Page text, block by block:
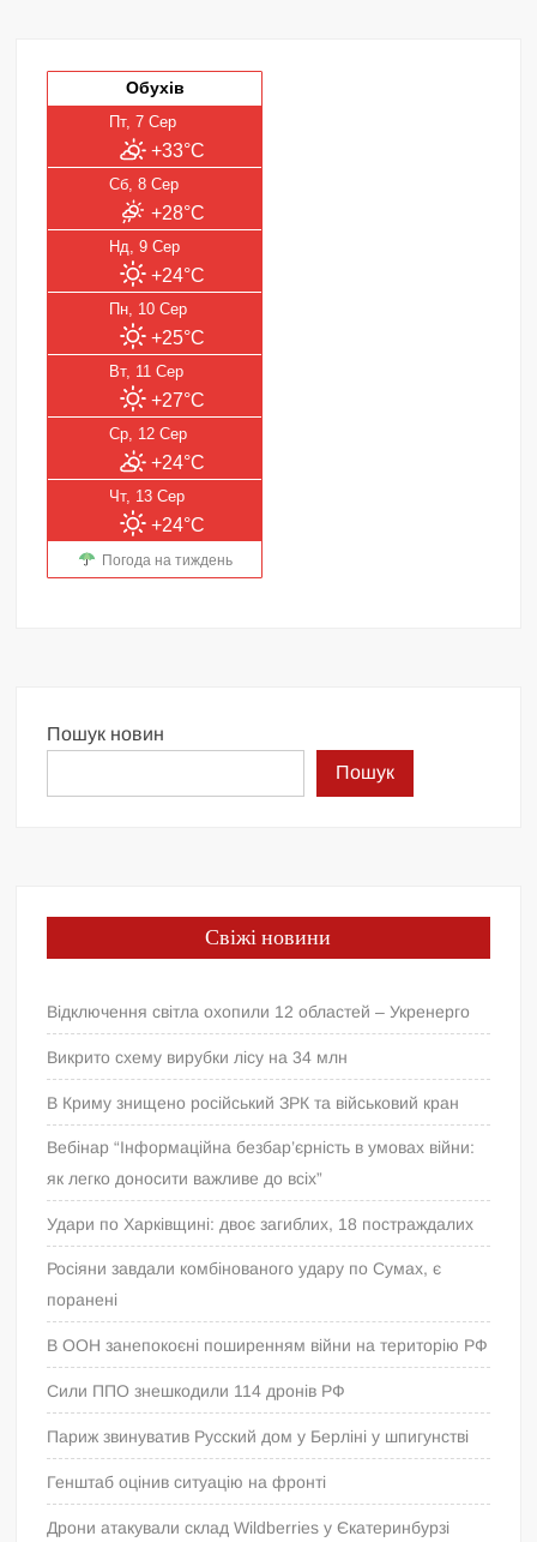
Обухів
Пт, 7 Сер
+33°C
Сб, 8 Сер
+28°C
Нд, 9 Сер
+24°C
Пн, 10 Сер
+25°C
Вт, 11 Сер
+27°C
Ср, 12 Сер
+24°C
Чт, 13 Сер
+24°C
Погода на тиждень
Пошук новин
Пошук
Свіжі новини
Відключення світла охопили 12 областей – Укренерго
Викрито схему вирубки лісу на 34 млн
В Криму знищено російський ЗРК та військовий кран
Вебінар “Інформаційна безбар’єрність в умовах війни:
як легко доносити важливе до всіх”
Удари по Харківщині: двоє загиблих, 18 постраждалих
Росіяни завдали комбінованого удару по Сумах, є
поранені
В ООН занепокоєні поширенням війни на територію РФ
Сили ППО знешкодили 114 дронів РФ
Париж звинуватив Русский дом у Берліні у шпигунстві
Генштаб оцінив ситуацію на фронті
Дрони атакували склад Wildberries у Єкатеринбурзі